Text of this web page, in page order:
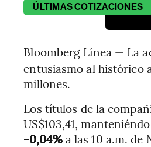
ÚLTIMASCOTIZACIONES
Bloomberg Línea — La
entusiasmo al histórico
millones.
Los títulos de la
US$103,41,
-0,04%a las 10 a.m. de